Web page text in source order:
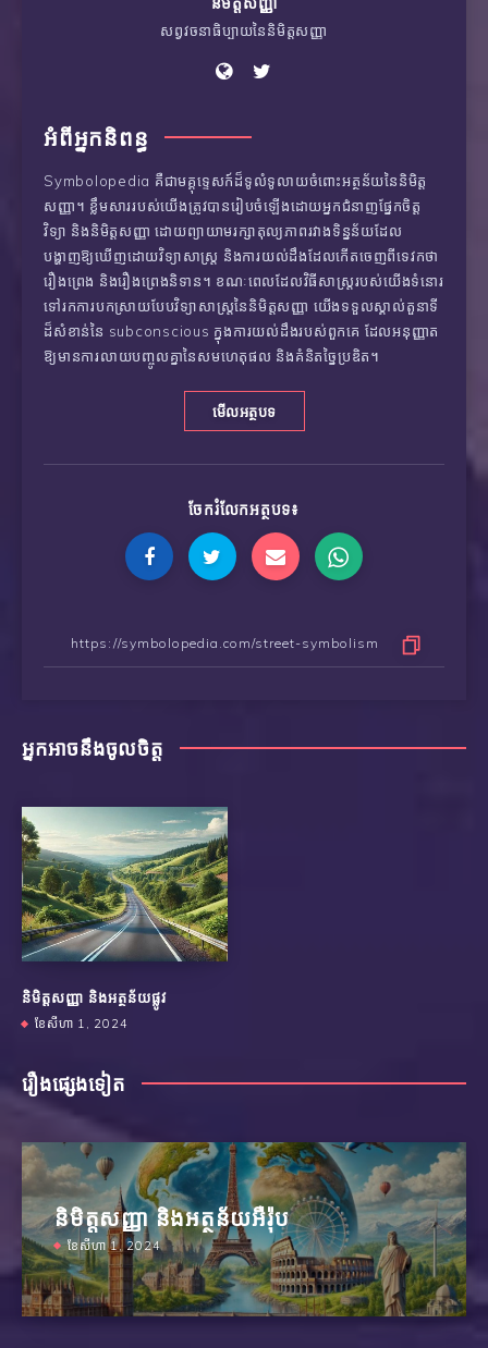
សព្វវចនាធិប្បាយនៃនិមិត្តសញ្ញា
អំពី​អ្នកនិពន្ធ
Symbolopedia គឺជាមគ្គុទ្ទេសក៍ដ៏ទូលំទូលាយចំពោះអត្ថន័យនៃនិមិត្ត
សញ្ញា។ ខ្លឹមសាររបស់យើងត្រូវបានរៀបចំឡើងដោយអ្នកជំនាញផ្នែកចិត្ត
វិទ្យា និងនិមិត្តសញ្ញា ដោយព្យាយាមរក្សាតុល្យភាពរវាងទិន្នន័យដែល
បង្ហាញឱ្យឃើញដោយវិទ្យាសាស្រ្ត និងការយល់ដឹងដែលកើតចេញពីទេវកថា
រឿងព្រេង និងរឿងព្រេងនិទាន។ ខណៈពេលដែលវិធីសាស្រ្តរបស់យើងទំនោរ
ទៅរកការបកស្រាយបែបវិទ្យាសាស្ត្រនៃនិមិត្តសញ្ញា យើងទទួលស្គាល់តួនាទី
ដ៏សំខាន់នៃ subconscious ក្នុងការយល់ដឹងរបស់ពួកគេ ដែលអនុញ្ញាត
ឱ្យមានការលាយបញ្ចូលគ្នានៃសមហេតុផល និងគំនិតច្នៃប្រឌិត។
មើលអត្ថបទ
ចែករំលែកអត្ថបទ៖
អ្នកអាចនឹងចូលចិត្ត
និមិត្តសញ្ញា និងអត្ថន័យផ្លូវ
ខែសីហា 1, 2024
រឿងផ្សេងទៀត
និមិត្តសញ្ញា និងអត្ថន័យអឺរ៉ុប
ខែសីហា 1, 2024